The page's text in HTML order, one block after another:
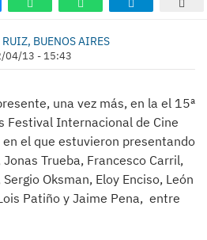
BUENOS AIRES
04/13 - 15:43
una vez más, en la el 15ª
Festival Internacional de Cine
el que estuvieron presentando
Trueba, Francesco Carril,
Oksman, Eloy Enciso, León
Patiño y Jaime Pena, entre